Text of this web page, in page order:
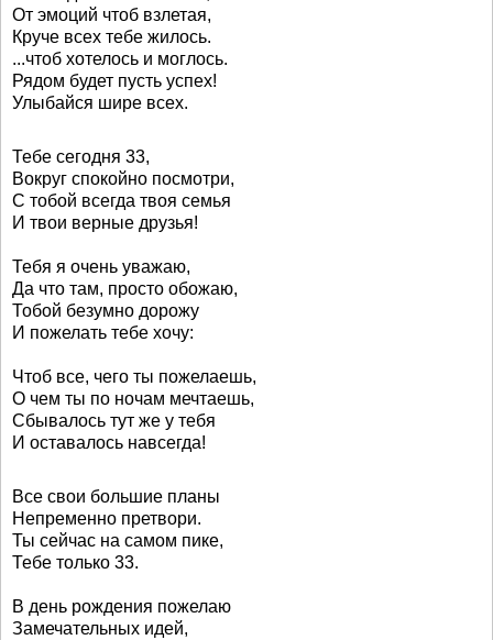
От эмоций чтоб взлетая,
Круче всех тебе жилось.
...чтоб хотелось и моглось.
Рядом будет пусть успех!
Улыбайся шире всех.
Тебе сегодня 33,
Вокруг спокойно посмотри,
С тобой всегда твоя семья
И твои верные друзья!
Тебя я очень уважаю,
Да что там, просто обожаю,
Тобой безумно дорожу
И пожелать тебе хочу:
Чтоб все, чего ты пожелаешь,
О чем ты по ночам мечтаешь,
Сбывалось тут же у тебя
И оставалось навсегда!
Все свои большие планы
Непременно претвори.
Ты сейчас на самом пике,
Тебе только 33.
В день рождения пожелаю
Замечательных идей,